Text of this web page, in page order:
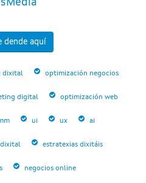
dende aquí
dixital optimización negocios
digital optimización web
ui ux ai
estratexias dixitáis
negocios online